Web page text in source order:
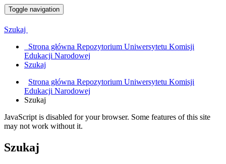
Toggle navigation
Szukaj
Strona główna Repozytorium Uniwersytetu Komisji
Edukacji Narodowej
Szukaj
Strona główna Repozytorium Uniwersytetu Komisji
Edukacji Narodowej
Szukaj
JavaScript is disabled for your browser. Some features of this site
may not work without it.
Szukaj